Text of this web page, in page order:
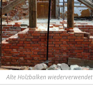
Alte Holzbalken wiederverwendet